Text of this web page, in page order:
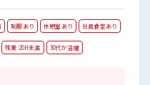
制服あり 休憩室あり 社員食堂あり
残業 20H未満 30代が活躍